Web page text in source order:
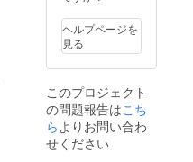
お支払
いに関
して
は、別
ルでご
案内し
ます。
ご負担
いただ
きま
す。 *サ
リプ
ション
サービ
スへの
ご参加
ヘルプページを
見る
このプロジェクト
の問題報告はこち
らよりお問い合わ
せください